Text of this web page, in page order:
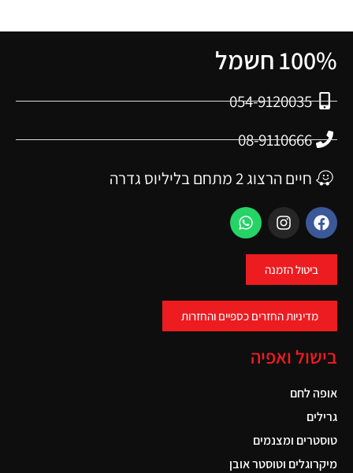
100% חשמל
054-9120035
08-9110666
חיים הרצוג 2 מתחם בליליוס גדרה
ביטול הזמנה
מדיניות החזרים כספיים והחזרות
בישול ואפיה
אופה לחם
גרילים
טוסטרים ומצנמים
מיקרוגלים וטוסטר אובן